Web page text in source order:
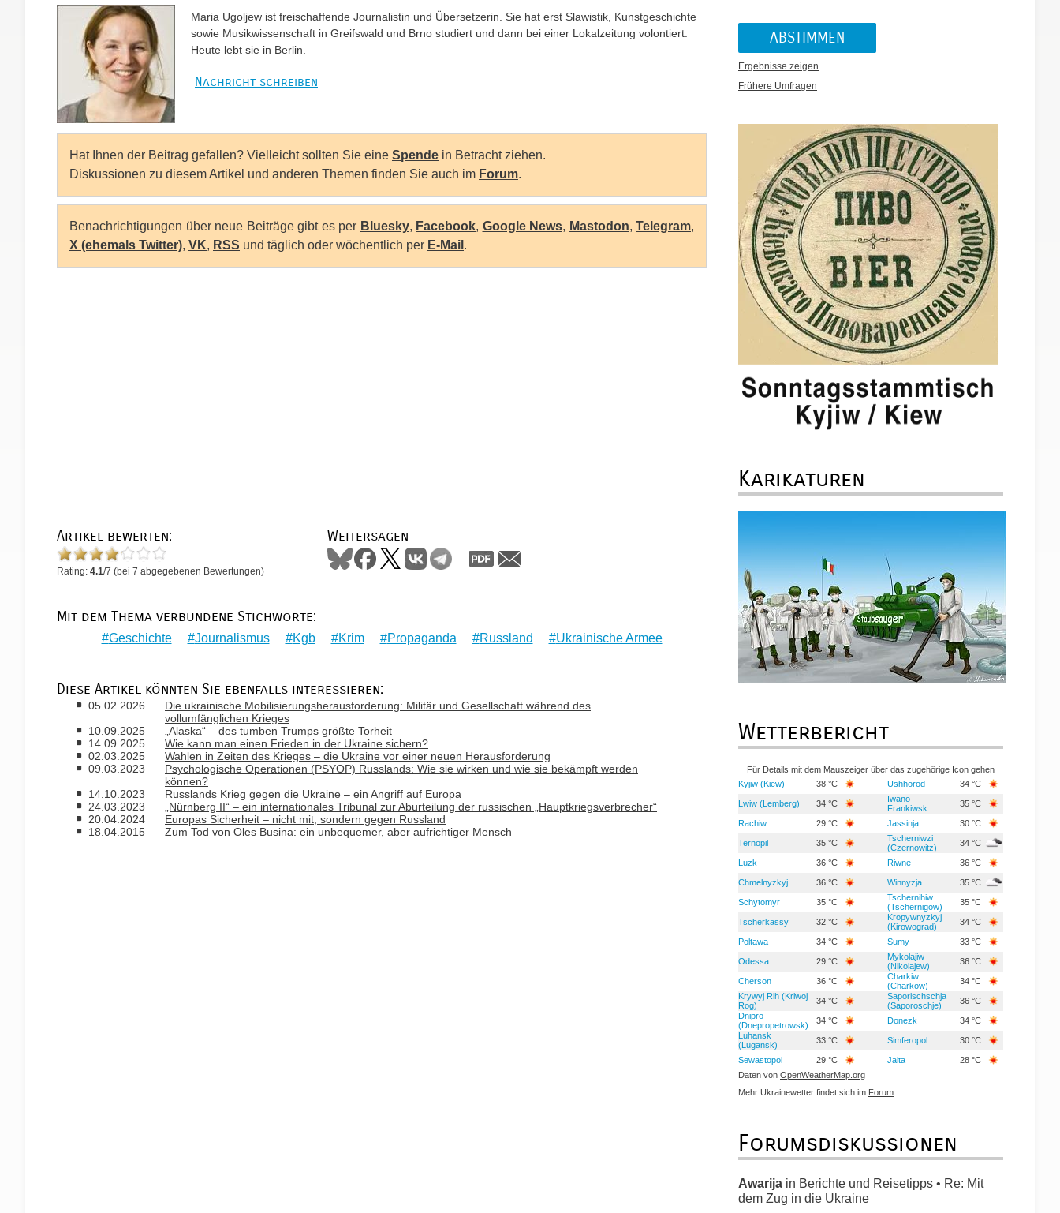
Maria Ugoljew ist freischaffende Journalistin und Übersetzerin. Sie hat erst Slawistik, Kunstgeschichte
sowie Musikwissenschaft in Greifswald und Brno studiert und dann bei einer Lokalzeitung volontiert.
Heute lebt sie in Berlin.
Nachricht schreiben
Hat Ihnen der Beitrag gefallen? Vielleicht sollten Sie eine Spende in Betracht ziehen.
Diskussionen zu diesem Artikel und anderen Themen finden Sie auch im Forum.
Benachrichtigungen über neue Beiträge gibt es per Bluesky, Facebook, Google News, Mastodon, Telegram,
X (ehemals Twitter), VK, RSS und täglich oder wöchentlich per E-Mail .
Artikel bewerten:
Rating: 4.1/7 (bei 7 abgegebenen Bewertungen)
Weitersagen
Mit dem Thema verbundene Stichworte:
Geschichte Journalismus Kgb Krim Propaganda Russland Ukrainische Armee
Diese Artikel könnten Sie ebenfalls interessieren:
05.02.2026
Die ukrainische Mobilisierungsherausforderung: Militär und Gesellschaft während des
vollumfänglichen Krieges
10.09.2025
„Alaska“ – des tumben Trumps größte Torheit
14.09.2025
Wie kann man einen Frieden in der Ukraine sichern?
02.03.2025
Wahlen in Zeiten des Krieges – die Ukraine vor einer neuen Herausforderung
09.03.2023
Psychologische Operationen (PSYOP) Russlands: Wie sie wirken und wie sie bekämpft werden
können?
14.10.2023
Russlands Krieg gegen die Ukraine – ein Angriff auf Europa
24.03.2023
„Nürnberg II“ – ein internationales Tribunal zur Aburteilung der russischen „Hauptkriegsverbrecher“
20.04.2024
Europas Sicherheit – nicht mit, sondern gegen Russland
18.04.2015
Zum Tod von Oles Busina: ein unbequemer, aber aufrichtiger Mensch
Ergebnisse zeigen
Frühere Umfragen
Karikaturen
Wetterbericht
Für Details mit dem Mauszeiger über das zugehörige Icon gehen
Kyjiw (Kiew)
38 °C Ushhorod 34 °C
Lwiw (Lemberg) 34 °C
Iwano-
Frankiwsk
35 °C
Rachiw 29 °C Jassinja 30 °C
Ternopil 35 °C
Tscherniwzi
(Czernowitz)
34 °C
Luzk 36 °C Riwne 36 °C
Chmelnyzkyj 36 °C Winnyzja 35 °C
Schytomyr 35 °C
Tschernihiw
(Tschernigow)
35 °C
Tscherkassy 32 °C
Kropywnyzkyj
(Kirowograd)
34 °C
Poltawa 34 °C Sumy 33 °C
Odessa 29 °C
Mykolajiw
(Nikolajew)
36 °C
Cherson 36 °C
Charkiw
(Charkow)
34 °C
Krywyj Rih (Kriwoj
Rog)
34 °C
Saporischschja
(Saporoschje)
36 °C
Dnipro
(Dnepropetrowsk)
34 °C Donezk
34 °C
Luhansk
(Lugansk)
33 °C Simferopol 30 °C
Sewastopol 29 °C Jalta
28 °C
Daten von OpenWeatherMap.org
Mehr Ukrainewetter findet sich im Forum
Forumsdiskussionen
Awarija in Berichte und Reisetipps • Re: Mit
dem Zug in die Ukraine